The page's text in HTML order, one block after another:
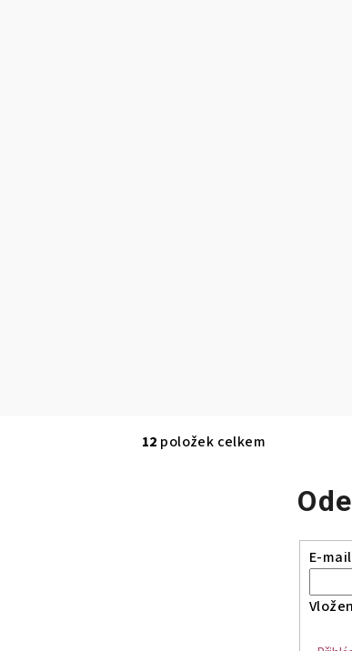
O
12 položek celkem
E-mail